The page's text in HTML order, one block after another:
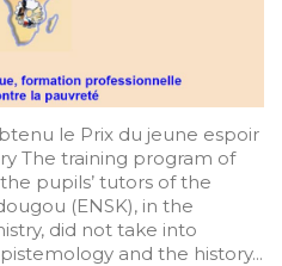
le Prix du jeune espoir
The training program of
pupils’ tutors of the
(ENSK), in the
did not take into
and the history...